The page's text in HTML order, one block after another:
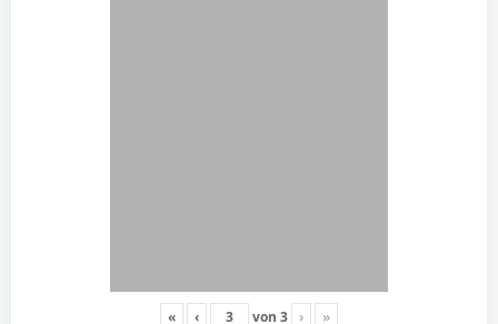
« ‹ von 3 › »